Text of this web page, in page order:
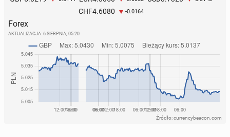
CHF4.6080 -0.0164
Forex
AKTUALIZACJA: 6 SIERPNIA, 05:20
Źródło: currencybeacon.com